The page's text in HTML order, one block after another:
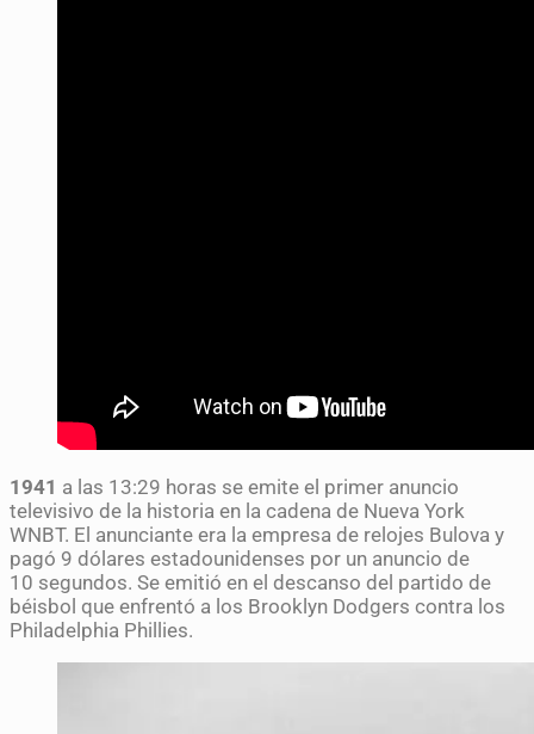
1941 a las 13:29 horas se emite el primer anuncio
televisivo de la historia en la cadena de Nueva York
WNBT. El anunciante era la empresa de relojes Bulova y
pagó 9 dólares estadounidenses por un anuncio de
10 segundos. Se emitió en el descanso del partido de
béisbol que enfrentó a los Brooklyn Dodgers contra los
Philadelphia Phillies.